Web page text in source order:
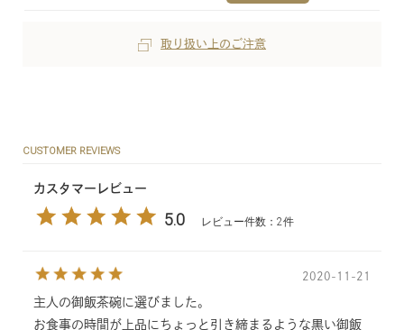
取り扱い上のご注意
CUSTOMER REVIEWS
カスタマーレビュー
5.0 レビュー件数：2件
2020-11-21
主人の御飯茶碗に選びました。
お食事の時間が上品にちょっと引き締まるような黒い御飯